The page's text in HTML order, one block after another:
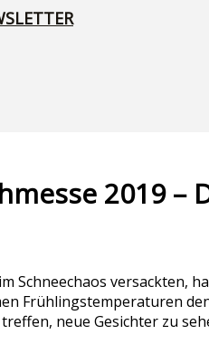
2019 –
Schneechaos versackten,
Frühlingstemperaturen
neue Gesichter zu